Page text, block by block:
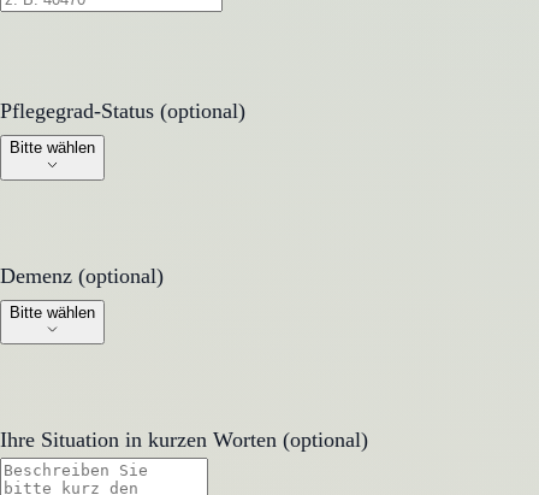
Pflegegrad-Status (optional)
Pflegegrad-Status (optional)
Bitte wählen
Demenz (optional)
Demenz (optional)
Bitte wählen
Ihre Situation in kurzen Worten (optional)